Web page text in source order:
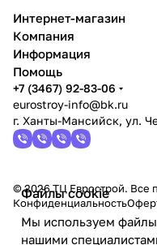
Файлы cookie
Мы используем
нашими
Интернет-магазин
Компания
Информация
Помощь
+7 (3467) 92-83-06
eurostroy-info@bk.ru
г. Ханты-Мансийск, ул.
© 2026 ТЦ Еврострой. Все
Конфиденциальность